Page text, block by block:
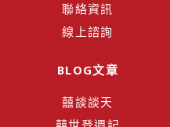
聯絡資訊
線上諮詢
BLOG文章
囍談談天